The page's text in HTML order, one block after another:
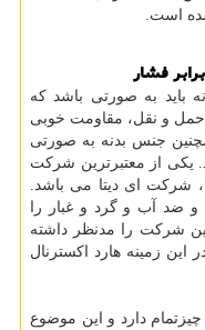
است.
فشار
باید به صورتی باشد که
حمل و نقل، مقاومت خوبی
جنس بدنه به صورتی
یکی از معتبرترین شرکت
شرکت ای دیتا می باشد.
و ضد آب و گرد و غبار را
شرکت را مدنظر داشته
زمینه هارد اکسترنال
دارد و این موضوع